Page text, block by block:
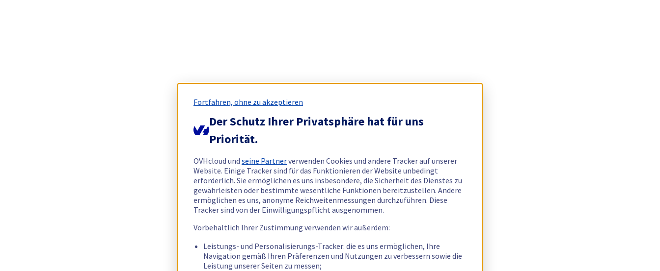
Fortfahren, ohne zu akzeptieren
Der Schutz Ihrer Privatsphäre hat für uns
Priorität.
OVHcloud und seine Partnerverwenden Cookies und andere Tracker auf unserer
Website. Einige Tracker sind für das Funktionieren der Website unbedingt
erforderlich. Sie ermöglichen es uns insbesondere, die Sicherheit des Dienstes zu
gewährleisten oder bestimmte wesentliche Funktionen bereitzustellen. Andere
ermöglichen es uns, anonyme Reichweitenmessungen durchzuführen. Diese
Tracker sind von der Einwilligungspflicht ausgenommen.
Vorbehaltlich Ihrer Zustimmung verwenden wir außerdem:
Leistungs- und Personalisierungs-Tracker: die es uns ermöglichen, Ihre
Navigation gemäß Ihren Präferenzen und Nutzungen zu verbessern sowie die
Leistung unserer Seiten zu messen;